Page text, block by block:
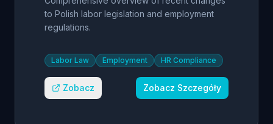
to Polish labor legislation and employment
regulations.
Labor Law Employment HR Compliance
Zobacz Zobacz Szczegóły